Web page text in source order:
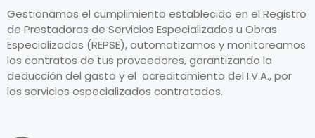
Gestionamos el cumplimiento establecido en el Registro
de Prestadoras de Servicios Especializados u Obras
Especializadas (REPSE), automatizamos y monitoreamos
los contratos de tus proveedores, garantizando la
deducción del gasto y el acreditamiento del I.V.A., por
los servicios especializados contratados.